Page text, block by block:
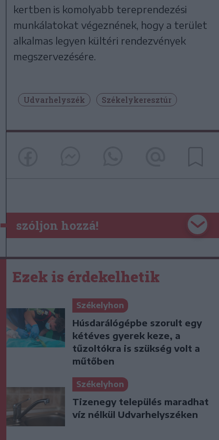
kertben is komolyabb tereprendezési
munkálatokat végeznének, hogy a terület
alkalmas legyen kültéri rendezvények
megszervezésére.
Udvarhelyszék Székelykeresztúr
szóljon hozzá!
Ezek is érdekelhetik
Székelyhon
Húsdarálógépbe szorult egy
kétéves gyerek keze, a
tűzoltókra is szükség volt a
műtőben
Székelyhon
Tizenegy település maradhat
víz nélkül Udvarhelyszéken